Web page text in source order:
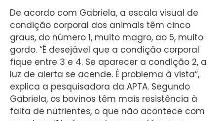
De acordo com Gabriela, a escala visual de
condição corporal dos animais têm cinco
graus, do número 1, muito magro, ao 5, muito
gordo. “É desejável que a condição corporal
fique entre 3 e 4. Se aparecer a condição 2, a
luz de alerta se acende. É problema à vista”,
explica a pesquisadora da APTA. Segundo
Gabriela, os bovinos têm mais resistência à
falta de nutrientes, o que não acontece com